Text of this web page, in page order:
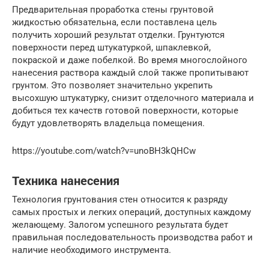
Предварительная проработка стены грунтовой
жидкостью обязательна, если поставлена цель
получить хороший результат отделки. Грунтуются
поверхности перед штукатуркой, шпаклевкой,
покраской и даже побелкой. Во время многослойного
нанесения раствора каждый слой также пропитывают
грунтом. Это позволяет значительно укрепить
высохшую штукатурку, снизит отделочного материала и
добиться тех качеств готовой поверхности, которые
будут удовлетворять владельца помещения.
https://youtube.com/watch?v=unoBH3kQHCw
Техника нанесения
Технология грунтования стен относится к разряду
самых простых и легких операций, доступных каждому
желающему. Залогом успешного результата будет
правильная последовательность производства работ и
наличие необходимого инструмента.